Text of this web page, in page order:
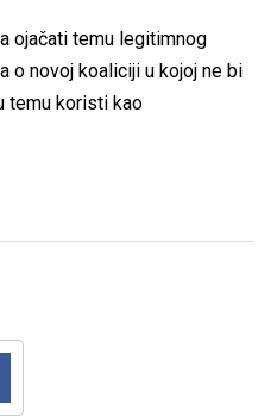
ojačati temu legitimnog
o novoj koaliciji u kojoj ne bi
temu koristi kao